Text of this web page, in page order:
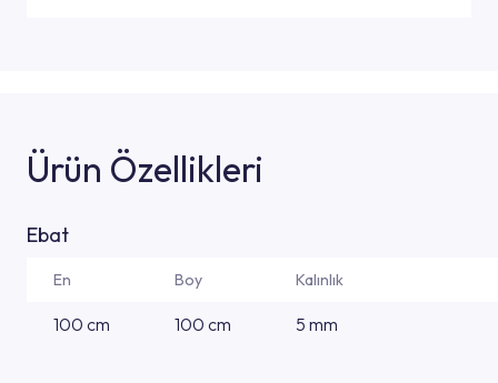
Ürün Özellikleri
Ebat
En Boy Kalınlık
100 cm 100 cm 5 mm